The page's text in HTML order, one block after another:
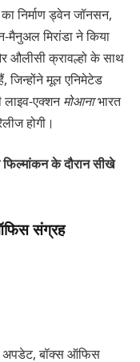
निर्माण ड्वेन जॉनसन,
मैनुअल मिरांडा ने किया
औलीसी क्रावल्हो के साथ
जिन्होंने मूल एनिमेटेड
लाइव-एक्शनमोआनाभारत
होगी।
के दौरान सीखे
संग्रह
अपडेट, बॉक्स ऑफिस